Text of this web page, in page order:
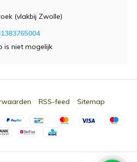
(vlakbij Zwolle)
is niet mogelijk
RSS-feed Sitemap